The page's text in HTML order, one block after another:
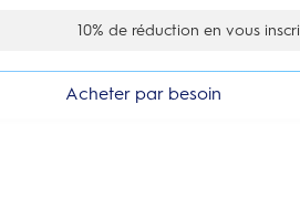
10% de réduction en vous
Acheter par besoin